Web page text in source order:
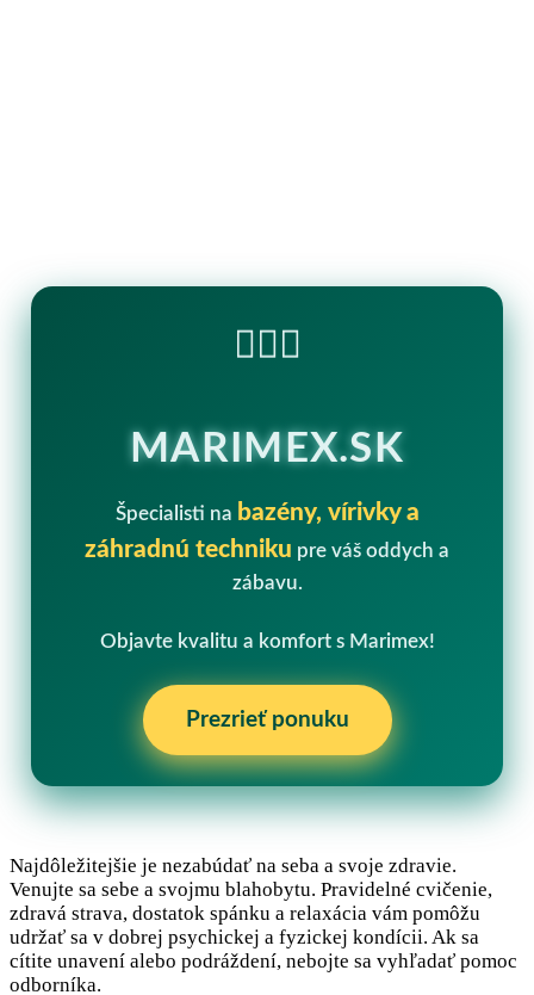
🏊‍♂️💧
MARIMEX.SK
Špecialisti na bazény, vírivky a
záhradnú techniku pre váš oddych a
zábavu.
Objavte kvalitu a komfort s Marimex!
Prezrieť ponuku
Najdôležitejšie je nezabúdať na seba a svoje zdravie.
Venujte sa sebe a svojmu blahobytu. Pravidelné cvičenie,
zdravá strava, dostatok spánku a relaxácia vám pomôžu
udržať sa v dobrej psychickej a fyzickej kondícii. Ak sa
cítite unavení alebo podráždení, nebojte sa vyhľadať pomoc
odborníka.